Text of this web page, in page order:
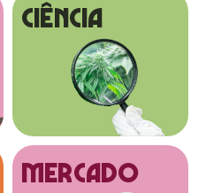
Ciência
MERCADO